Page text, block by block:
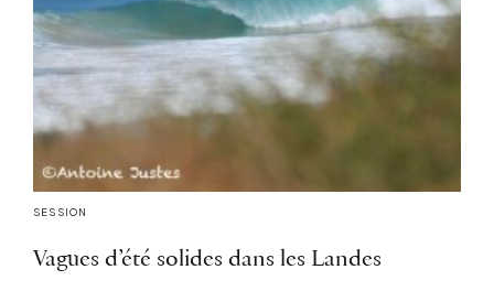
SESSION
Vagues d’été solides dans les Landes